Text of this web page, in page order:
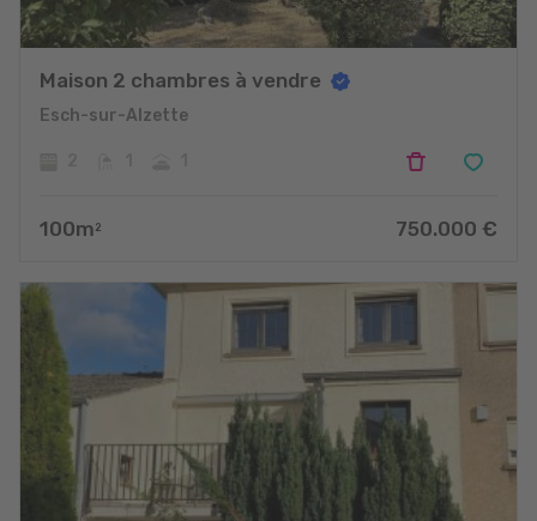
Maison 2 chambres à vendre
Esch-sur-Alzette
100m 2 750.000 €